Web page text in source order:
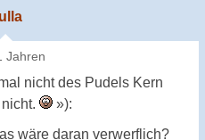
Jahren
nicht des Pudels Kern
»):
wäre daran verwerflich?